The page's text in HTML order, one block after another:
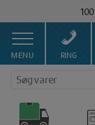
indholdet
Brug
Vi
MENU RING
Søg varer